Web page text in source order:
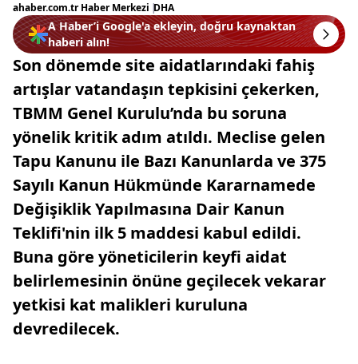
ahaber.com.tr Haber Merkezi |DHA
A Haber’i Google'a ekleyin, doğru kaynaktan
haberi alın!
Son dönemde site aidatlarındaki fahiş
artışlar vatandaşın tepkisini çekerken,
TBMM Genel Kurulu’nda bu soruna
yönelik kritik adım atıldı. Meclise gelen
Tapu Kanunu ile Bazı Kanunlarda ve 375
Sayılı Kanun Hükmünde Kararnamede
Değişiklik Yapılmasına Dair Kanun
Teklifi'nin ilk 5 maddesi kabul edildi.
Buna göre yöneticilerin keyfi aidat
belirlemesinin önüne geçilecek vekarar
yetkisi kat malikleri kuruluna
devredilecek.